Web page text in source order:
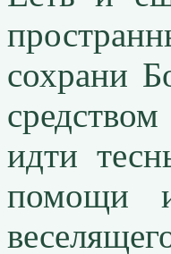
сохрани
идти
помощи